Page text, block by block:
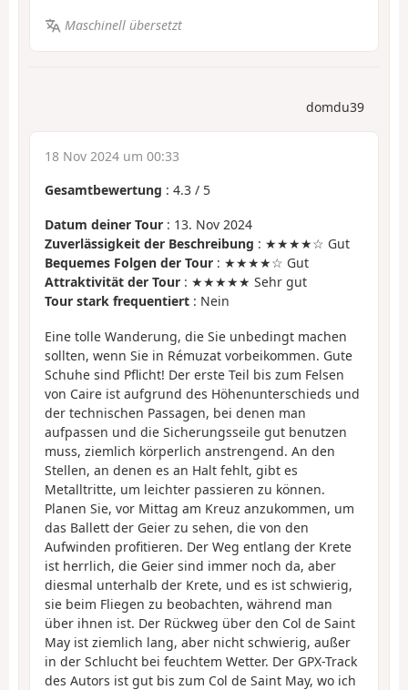
Maschinell übersetzt
domdu39
18 Nov 2024 um 00:33
Gesamtbewertung : 4.3 / 5
Datum deiner Tour : 13. Nov 2024
Zuverlässigkeit der Beschreibung : ★★★★☆ Gut
Bequemes Folgen der Tour : ★★★★☆ Gut
Attraktivität der Tour : ★★★★★ Sehr gut
Tour stark frequentiert : Nein
Eine tolle Wanderung, die Sie unbedingt machen
sollten, wenn Sie in Rémuzat vorbeikommen. Gute
Schuhe sind Pflicht! Der erste Teil bis zum Felsen
von Caire ist aufgrund des Höhenunterschieds und
der technischen Passagen, bei denen man
aufpassen und die Sicherungsseile gut benutzen
muss, ziemlich körperlich anstrengend. An den
Stellen, an denen es an Halt fehlt, gibt es
Metalltritte, um leichter passieren zu können.
Planen Sie, vor Mittag am Kreuz anzukommen, um
das Ballett der Geier zu sehen, die von den
Aufwinden profitieren. Der Weg entlang der Krete
ist herrlich, die Geier sind immer noch da, aber
diesmal unterhalb der Krete, und es ist schwierig,
sie beim Fliegen zu beobachten, während man
über ihnen ist. Der Rückweg über den Col de Saint
May ist ziemlich lang, aber nicht schwierig, außer
in der Schlucht bei feuchtem Wetter. Der GPX-Track
des Autors ist gut bis zum Col de Saint May, wo ich